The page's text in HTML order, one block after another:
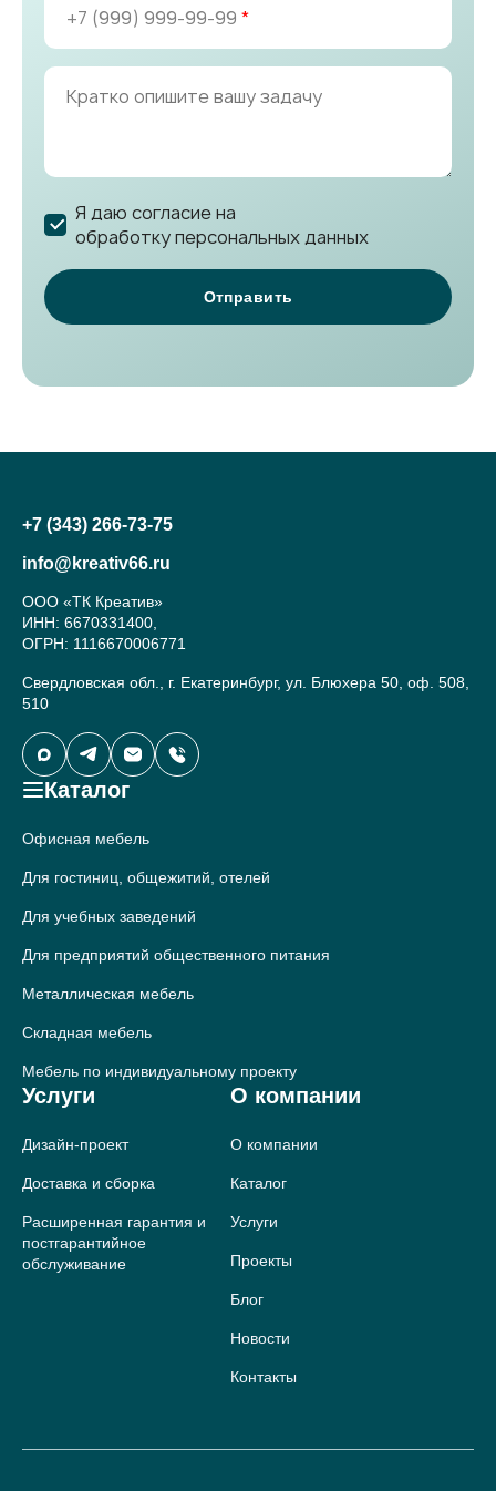
+7 (999) 999-99-99 *
Я даю согласие на
обработку персональных данных
Услуги
Дизайн-проект
Доставка и сборка
Расширенная гарантия и
постгарантийное
обслуживание
Каталог
Офисная мебель
Для гостиниц, общежитий, отелей
Для учебных заведений
Для предприятий общественного питания
Металлическая мебель
Складная мебель
Мебель по индивидуальному проекту
О компании
О компании
Каталог
Услуги
Проекты
Блог
Новости
Контакты
+7 (343) 266-73-75
info@kreativ66.ru
ООО «ТК Креатив»
ИНН: 6670331400,
ОГРН: 1116670006771
Свердловская обл., г. Екатеринбург, ул. Блюхера 50, оф. 508,
510